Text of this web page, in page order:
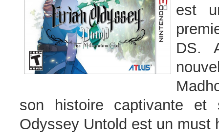
est
DS.
son histoire captivante et
Odyssey Untold est un must